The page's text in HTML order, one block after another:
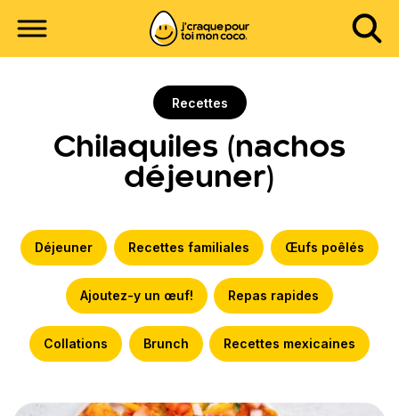
Recettes
Chilaquiles (nachos
déjeuner)
Déjeuner Recettes familiales Œufs poêlés
Ajoutez-y un œuf! Repas rapides
Collations Brunch Recettes mexicaines